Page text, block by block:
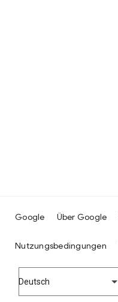
Google Über Google
Nutzungsbedingungen
Deutsch